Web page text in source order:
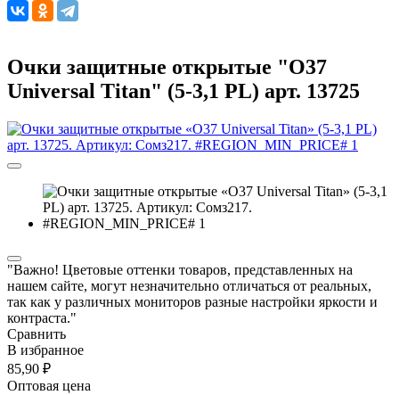
Очки защитные открытые "О37
Universal Titan" (5-3,1 PL) арт. 13725
"Важно! Цветовые оттенки товаров, представленных на
нашем сайте, могут незначительно отличаться от реальных,
так как у различных мониторов разные настройки яркости и
контраста."
Сравнить
В избранное
85,90 ₽
Оптовая цена